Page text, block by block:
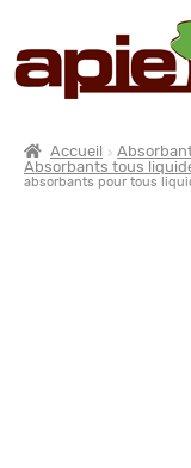
Accueil
Absorbants tous
absorbants pour tous